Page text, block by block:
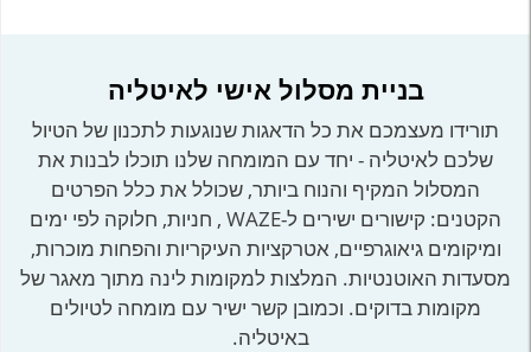
בניית מסלול אישי לאיטליה
תורידו מעצמכם את כל הדאגות שנוגעות לתכנון של הטיול
שלכם לאיטליה - יחד עם המומחה שלנו תוכלו לבנות את
המסלול המקיף והנוח ביותר, שכולל את כלל הפרטים
הקטנים: קישורים ישירים ל-WAZE , חניות, חלוקה לפי ימים
ומיקומים גיאוגרפיים, אטרקציות העיקריות והפחות מוכרות,
מסעדות האוטנטיות. המלצות למקומות לינה מתוך מאגר של
מקומות בדוקים. וכמובן קשר ישיר עם מומחה לטיולים
באיטליה.